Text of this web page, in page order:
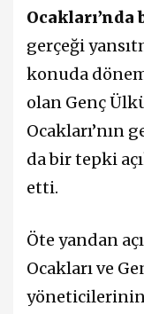
Ocakları’nda
gerçeği
konuda
olan Genç
Ocakları’nın
da bir tepki
etti.
Öte yandan
Ocakları ve